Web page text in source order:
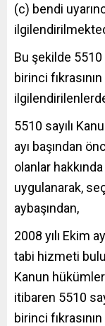
(c) bendi
Bu şekilde 5510
birinci
5510 sayılı
ayı başından
olanlar
uygulanarak,
aybaşından,
2008 yılı Ekim
tabi hizmeti
Kanun
itibaren 5510
birinci